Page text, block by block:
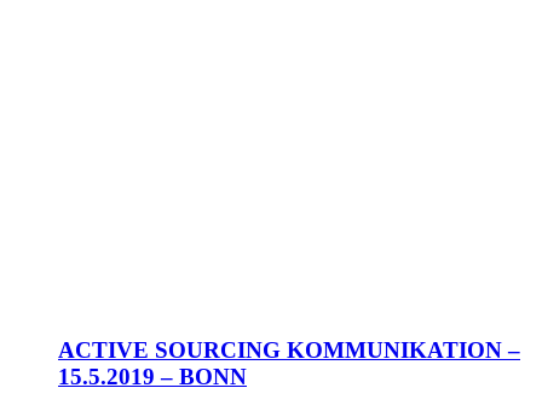
ACTIVE SOURCING KOMMUNIKATION –
15.5.2019 – BONN